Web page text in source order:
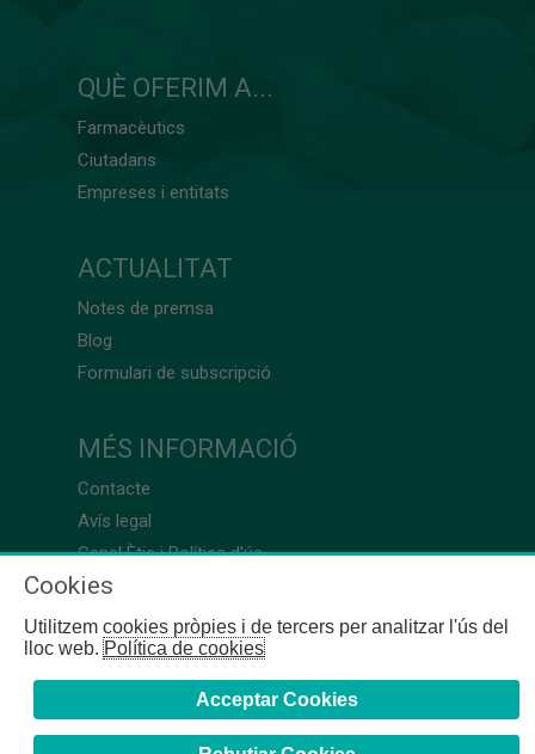
QUÈ OFERIM A...
Farmacèutics
Ciutadans
Empreses i entitats
ACTUALITAT
Notes de premsa
Blog
Formulari de subscripció
MÉS INFORMACIÓ
Contacte
Avís legal
Canal Ètic i Política d’ús
Cookies
Utilitzem cookies pròpies i de tercers per analitzar l'ús del
lloc web.Política de cookies
Acceptar Cookies